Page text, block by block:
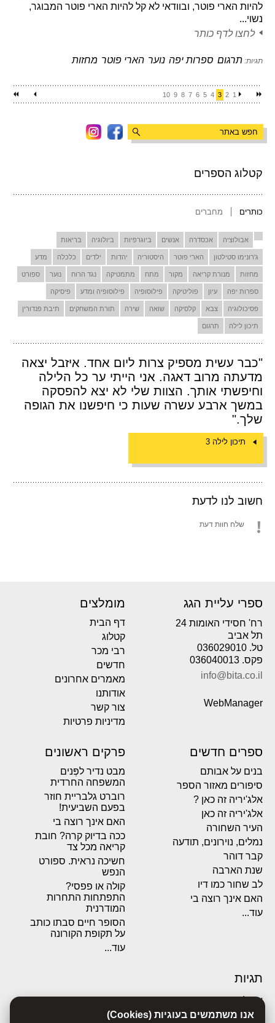
אנו משתמשים בעוגיות (Cookies)
קטלוג הספרים
כותרים מחברים
אבולוציה אכסדרה אנשים ביוגרפיות ביולוגיה בריאות
ג'רונימו סטילטון הארי פוטר היסטוריה יהדות ילדים כלכלה מדע
מחזות מנורת קריאה מקור מתח מתמטיקה נגד הרוח נוער ספורט
ספרות יפה עיון פוליטיקה פילוסופיה פילוסופיה ומדע פיסיקה
פסיכולוגיה צבא קלסיקה שואה שירה תורת המשחקים תיבת פנדורין
תיכון לילה תרגום
"כבר עשית מספיק צרות ליום אחד. איזבל יצאה
מדעתה מרוב דאגה. אני הייתי ער כל הלילה
וחיפשתי אותך. הצוות שלי לא יצא להפסקה
במשך ארבע עשרה שעות כי חיפשנו את הגופה
שלך."
תיכון לילה 3
חשוב לנו לדעת
שלח חוות דעת
להיות הארי פוטר, ובוודאי לא קל להיות הארי פוטר המבוגר,
נשוי...
לחצו לדף כותר
תגיות: תרגום ספרות יפה נוער הארי פוטר מחזות
1
2
3
4
5
6
7
8
9
10
ספרי עליית הגג
רח' חסידי האומות 24
תל אביב
טל. 036029010
פקס. 036040013
info@bita.co.il
WebManager
מומלצים
דף הבית
קטלוג
רבי מכר
חדשים
מאמרים אחרונים
אודותנו
צור קשר
מדיניות פרטיות
ספרים חדשים
בנים על אבותם
סיפורים מאזור הספר
אלג'יריה זה כאן ?
אלג'יריה זה כאן
העיר השחורה
נמלים, נוירונים, תודעה
קבר דוהר
שנת הארבה
לב שחור כמו דיו
האם אינך רוצה בי
עוד...
פרקים ראשונים
מבט נדיר לפְּנים
המשפחה החרדית
רוברט גלבריית חוזר
בפעם השביעית!
האם אינך רוצה בי
ככה בדיוק קרה? חובת
קריאה מכל צד
חשיכה נראית. ספורט
הנפש
קולה או פפסי?
התפתחות התחרות
המודרנית
הסופר חיים סבתו כותב
על תקופת הקורונה
עוד...
תגיות
אבולוציה
אכסדרה